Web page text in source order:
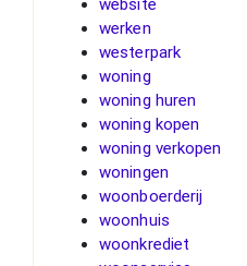
werken
westerpark
woning
woning huren
woning kopen
woning verkopen
woningen
woonboerderij
woonhuis
woonkrediet